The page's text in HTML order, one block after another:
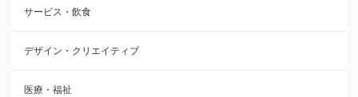
サービス・飲食
デザイン・クリエイティブ
医療・福祉